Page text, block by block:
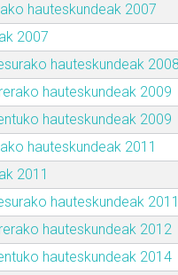
hauteskundeak 2007
2007
hauteskundeak 2008
hauteskundeak 2009
hauteskundeak 2009
hauteskundeak 2011
2011
hauteskundeak 2011
hauteskundeak 2012
hauteskundeak 2014